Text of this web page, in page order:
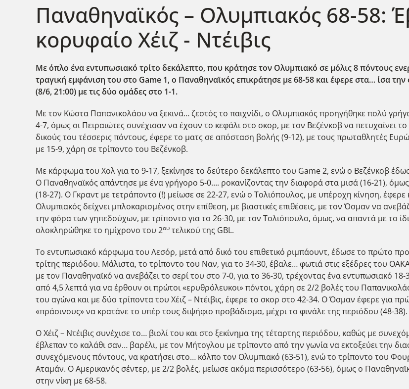
Παναθηναϊκός – Ολυμπιακός 68-58:
κορυφαίο Χέιζ - Ντέιβις
Με όπλο ένα εντυπωσιακό τρίτο δεκάλεπτο, που κράτησε τον Ολυμπιακό σε μόλις 8 πόντους
τραγική εμφάνιση του στο Game 1, ο Παναθηναϊκός επικράτησε με 68-58 και έφερε στα… ίσα
(8/6, 21:00) με τις δύο ομάδες στο 1-1.
Με τον Κώστα Παπανικολάου να ξεκινά… ζεστός το παιχνίδι, ο Ολυμπιακός προηγήθηκε πολύ
4-7, όμως οι Πειραιώτες συνέχισαν να έχουν το κεφάλι στο σκορ, με τον Βεζένκοβ να πετυχαίνει
δικούς του τέσσερις πόντους, έφερε το ματς σε απόσταση βολής (9-12), με τους πρωταθλητές
με 15-9, χάρη σε τρίποντο του Βεζένκοβ.
Με κάρφωμα του Χολ για το 9-17, ξεκίνησε το δεύτερο δεκάλεπτο του Game 2, ενώ ο Βεζένκοβ
Ο Παναθηναϊκός απάντησε με ένα γρήγορο 5-0…. ροκανίζοντας την διαφορά στα μισά (16-21),
(18-27). Ο Γκραντ με τετράποντο (!) μείωσε σε 22-27, ενώ ο Τολιόπουλος, με υπέροχη κίνηση,
Ολυμπιακός δείχνει μπλοκαρισμένος στην επίθεση, με βιαστικές επιθέσεις, με τον Όσμαν να
την φόρα των γηπεδούχων, με τρίποντο για το 26-30, με τον Τολιόπουλο, όμως, να απαντά με το
ολοκληρώθηκε το ημίχρονο του 2ου τελικού της GBL.
Το εντυπωσιακό κάρφωμα του Λεσόρ, μετά από δικό του επιθετικό ριμπάουντ, έδωσε το πρώτο
τρίτης περιόδου. Μάλιστα, το τρίποντο του Ναν, για το 34-30, έβαλε… φωτιά στις εξέδρες του
με τον Παναθηναϊκό να ανεβάζει το σερί του στο 7-0, για το 36-30, τρέχοντας ένα εντυπωσιακό
από 4,5 λεπτά για να έρθουν οι πρώτοι «ερυθρόλευκοι» πόντοι, χάρη σε 2/2 βολές του
του αγώνα και με δύο τρίποντα του Χέιζ – Ντέιβις, έφερε το σκορ στο 42-34. Ο Όσμαν έφερε για
«πράσινους» να κρατάνε το υπέρ τους διψήφιο προβάδισμα, μέχρι το φινάλε της περιόδου (48-38).
Ο Χέιζ – Ντέιβις συνέχισε το… βιολί του και στο ξεκίνημα της τέταρτης περιόδου, καθώς με
έβλεπαν το καλάθι σαν… βαρέλι, με τον Μήτογλου με τρίποντο από την γωνία να εκτοξεύει την
συνεχόμενους πόντους, να κρατήσει στο… κόλπο τον Ολυμπιακό (63-51), ενώ το τρίποντο του
Αταμάν. Ο Αμερικανός σέντερ, με 2/2 βολές, μείωσε ακόμα περισσότερο (63-56), όμως ο
στην νίκη με 68-58.